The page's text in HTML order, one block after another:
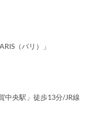
（パリ）」
中央駅」徒歩13分/JR線